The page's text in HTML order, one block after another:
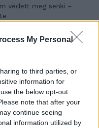
My Personal
to third parties, or
information for
the below opt-out
note that after your
continue seeing
information utilized by
védett meg senki –
lányokat 13. rész